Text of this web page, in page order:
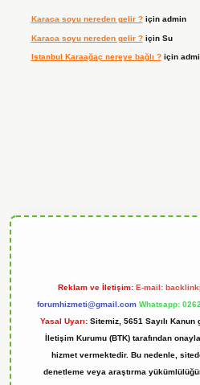
Karaca soyu nereden gelir ?için admin
Karaca soyu nereden gelir ?için Su
Istanbul Karaağaç nereye bağlı ?için
Reklam ve İletişim: E-mail:
forumhizmeti@gmail.com Whatsapp:
Yasal Uyarı: Sitemiz, 5651 Sayılı
İletişim Kurumu (BTK) tarafından
hizmet vermektedir. Bu nedenle,
denetleme veya araştırma